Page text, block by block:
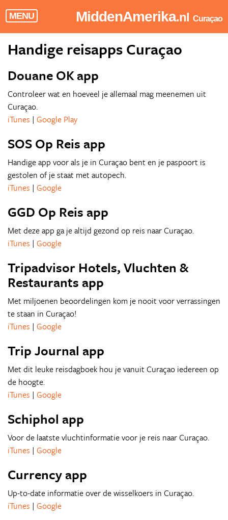
MENU MiddenAmerika.nl Curaçao
Handige reisapps Curaçao
Douane OK app
Controleer wat en hoeveel je allemaal mag meenemen uit
Curaçao.
iTunes | Google Play
SOS Op Reis app
Handige app voor als je in Curaçao bent en je paspoort is
gestolen of je staat met autopech.
iTunes | Google
GGD Op Reis app
Met deze app ga je altijd gezond op reis naar Curaçao.
iTunes | Google
Tripadvisor Hotels, Vluchten &
Restaurants app
Met miljoenen beoordelingen kom je nooit voor verrassingen
te staan in Curaçao!
iTunes | Google
Trip Journal app
Met dit leuke reisdagboek hou je vanuit Curaçao iedereen op
de hoogte.
iTunes | Google
Schiphol app
Voor de laatste vluchtinformatie voor je reis naar Curaçao.
iTunes | Google
Currency app
Up-to-date informatie over de wisselkoers in Curaçao.
iTunes | Google